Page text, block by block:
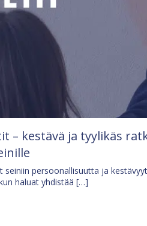
– kestävä ja tyylikäs
seiniin persoonallisuutta ja
haluat yhdistää […]